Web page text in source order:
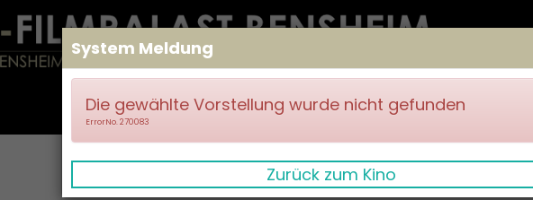
System Meldung
Die gewählte Vorstellung wurde nicht gefunden
ErrorNo. 270083
Zurück zum Kino